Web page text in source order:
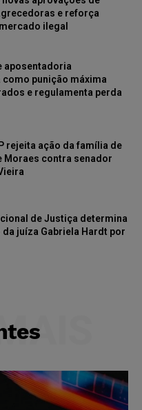
e reforça
ilegal
aposentadoria
punição máxima
e regulamenta perda
rejeita ação da família de
Moraes contra senador
de Justiça determina
juíza Gabriela Hardt por